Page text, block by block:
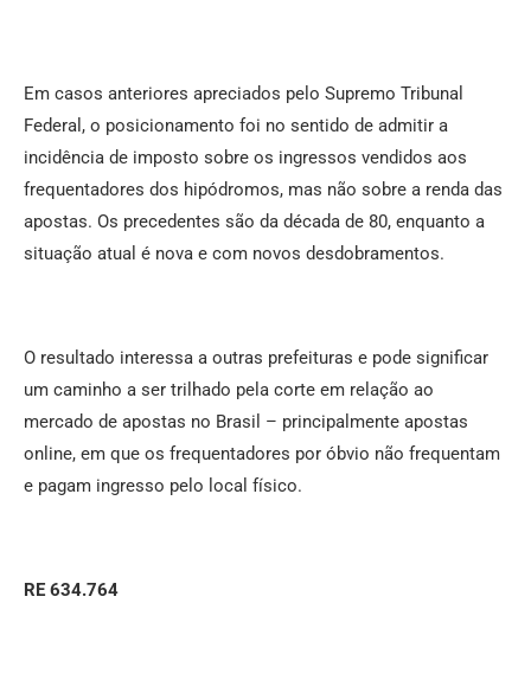
Em casos anteriores apreciados pelo Supremo Tribunal
Federal, o posicionamento foi no sentido de admitir a
incidência de imposto sobre os ingressos vendidos aos
frequentadores dos hipódromos, mas não sobre a renda das
apostas. Os precedentes são da década de 80, enquanto a
situação atual é nova e com novos desdobramentos.
O resultado interessa a outras prefeituras e pode significar
um caminho a ser trilhado pela corte em relação ao
mercado de apostas no Brasil – principalmente apostas
online, em que os frequentadores por óbvio não frequentam
e pagam ingresso pelo local físico.
RE 634.764